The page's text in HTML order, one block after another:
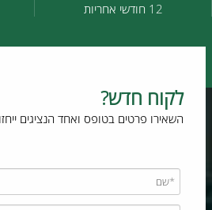
12 חודשי אחריות
לקוח חדש?
השאירו פרטים בטופס ואחד הנציגים